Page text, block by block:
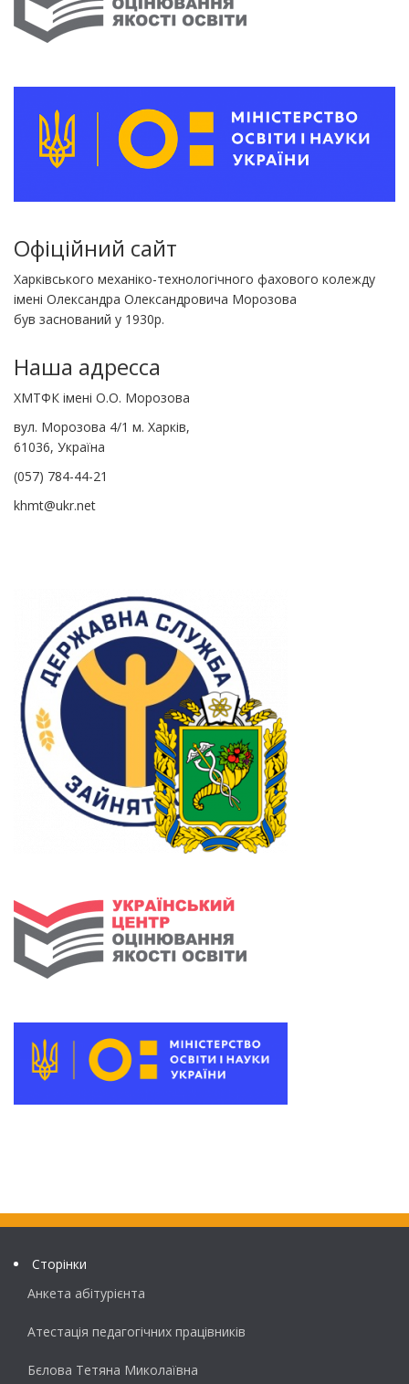
Офіційний сайт
Харківського механіко-технологічного фахового колежду
імені Олександра Олександровича Морозова
був заснований у 1930р.
Наша адресса
ХМТФК імені О.О. Морозова
вул. Морозова 4/1 м. Харків,
61036, Україна
(057) 784-44-21
khmt@ukr.net
Сторінки
Анкета абітурієнта
Атестація педагогічних працівників
Бєлова Тетяна Миколаївна